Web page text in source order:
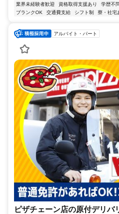
業界未経験者歓迎 資格取得支援あり 学歴不
ブランクOK
交通費支給 シフト制 寮・社宅
アルバイト・パート
ピザチェーン店の原付デリバ